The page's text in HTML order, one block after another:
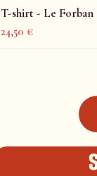
T-shirt - Le Forban
24,50€